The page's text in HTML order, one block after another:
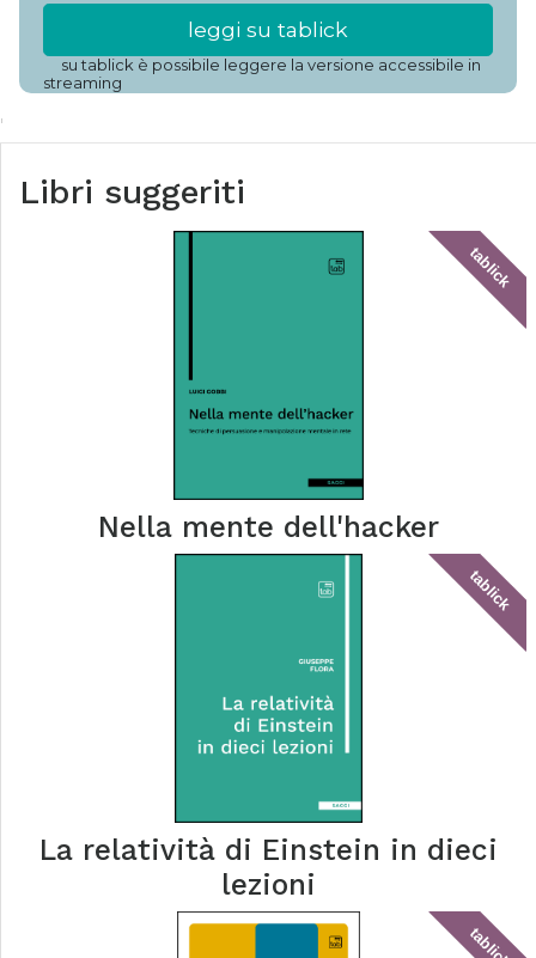
leggi su tablick
su tablick è possibile leggere la versione accessibile in
streaming
Libri suggeriti
tablick
Nella mente dell'hacker
tablick
La relatività di Einstein in dieci
lezioni
tablick